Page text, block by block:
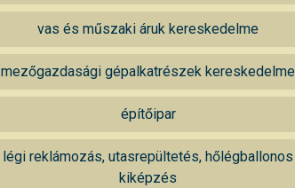
vas és műszaki áruk kereskedelme
mezőgazdasági gépalkatrészek kereskedelme
építőipar
légi reklámozás, utasrepültetés, hőlégballonos
kiképzés